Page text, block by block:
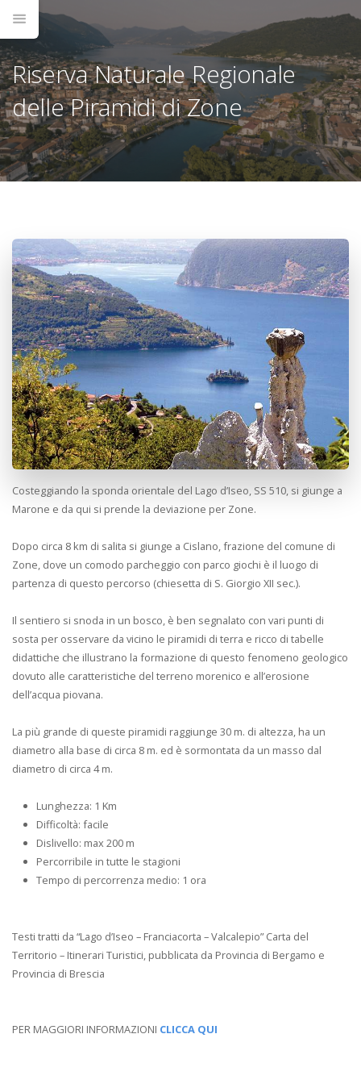
Riserva Naturale Regionale
delle Piramidi di Zone
Costeggiando la sponda orientale del Lago d’Iseo, SS 510, si giunge a
Marone e da qui si prende la deviazione per Zone.
Dopo circa 8 km di salita si giunge a Cislano, frazione del comune di
Zone, dove un comodo parcheggio con parco giochi è il luogo di
partenza di questo percorso (chiesetta di S. Giorgio XII sec.).
Il sentiero si snoda in un bosco, è ben segnalato con vari punti di
sosta per osservare da vicino le piramidi di terra e ricco di tabelle
didattiche che illustrano la formazione di questo fenomeno geologico
dovuto alle caratteristiche del terreno morenico e all’erosione
dell’acqua piovana.
La più grande di queste piramidi raggiunge 30 m. di altezza, ha un
diametro alla base di circa 8 m. ed è sormontata da un masso dal
diametro di circa 4 m.
Lunghezza: 1 Km
Difficoltà: facile
Dislivello: max 200 m
Percorribile in tutte le stagioni
Tempo di percorrenza medio: 1 ora
Testi tratti da “Lago d’Iseo – Franciacorta – Valcalepio” Carta del
Territorio – Itinerari Turistici, pubblicata da Provincia di Bergamo e
Provincia di Brescia
PER MAGGIORI INFORMAZIONI CLICCA QUI